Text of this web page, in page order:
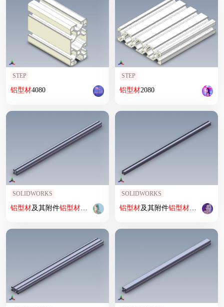
STEP
铝型材4080
STEP
铝型材2080
SOLIDWORKS
铝型材及其附件铝型材及其附件1.11.45.045045.04H
SOLIDWORKS
铝型材及其附件铝型材及其附件